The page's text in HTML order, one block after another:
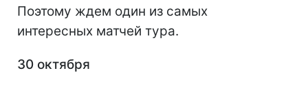
Поэтому ждем один из самых
интересных матчей тура.
30 октября